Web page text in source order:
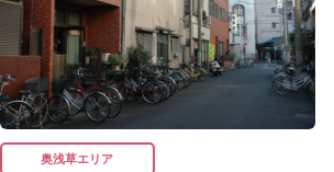
奥浅草エリア